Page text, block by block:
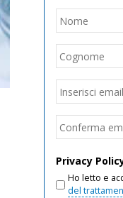
Nome
Email
Privacy
Ho letto e
del